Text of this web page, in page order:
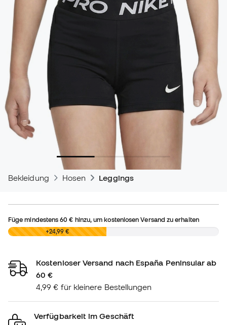
Bekleidung Hosen Leggings
Füge mindestens60 € hinzu, um kostenlosen Versand zu erhalten
0,00 € +24,99 €
Kostenloser Versand nach España Peninsular ab
60 €
4,99 € für kleinere Bestellungen
Verfügbarkeit im Geschäft